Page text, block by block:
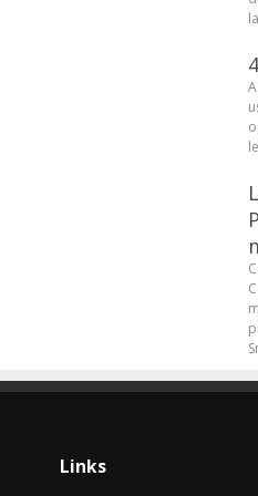
Links